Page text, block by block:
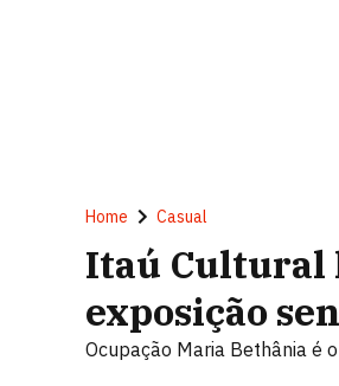
Home Casual
Itaú Cultural
exposição
Ocupação Maria Bethânia é